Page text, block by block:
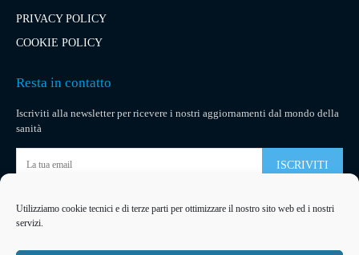
Utilizziamo cookie tecnici e di terze parti per ottimizzare il nostro sito web ed i nostri
servizi.
PRIVACY POLICY
COOKIE POLICY
Resta in contatto
Iscriviti alla newsletter per ricevere i nostri aggiornamenti dal mondo della
sanità
ISCRIVITI
Pubblicità